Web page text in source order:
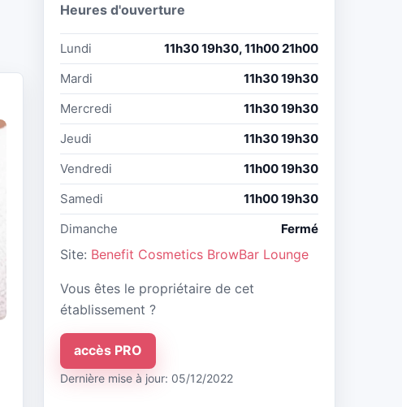
Heures d'ouverture
Lundi
11h30 19h30, 11h00 21h00
Mardi
11h30 19h30
Mercredi
11h30 19h30
Jeudi
11h30 19h30
Vendredi
11h00 19h30
Samedi
11h00 19h30
Dimanche
Fermé
Site: Benefit Cosmetics BrowBar Lounge
Vous êtes le propriétaire de cet
établissement ?
accès PRO
Dernière mise à jour: 05/12/2022